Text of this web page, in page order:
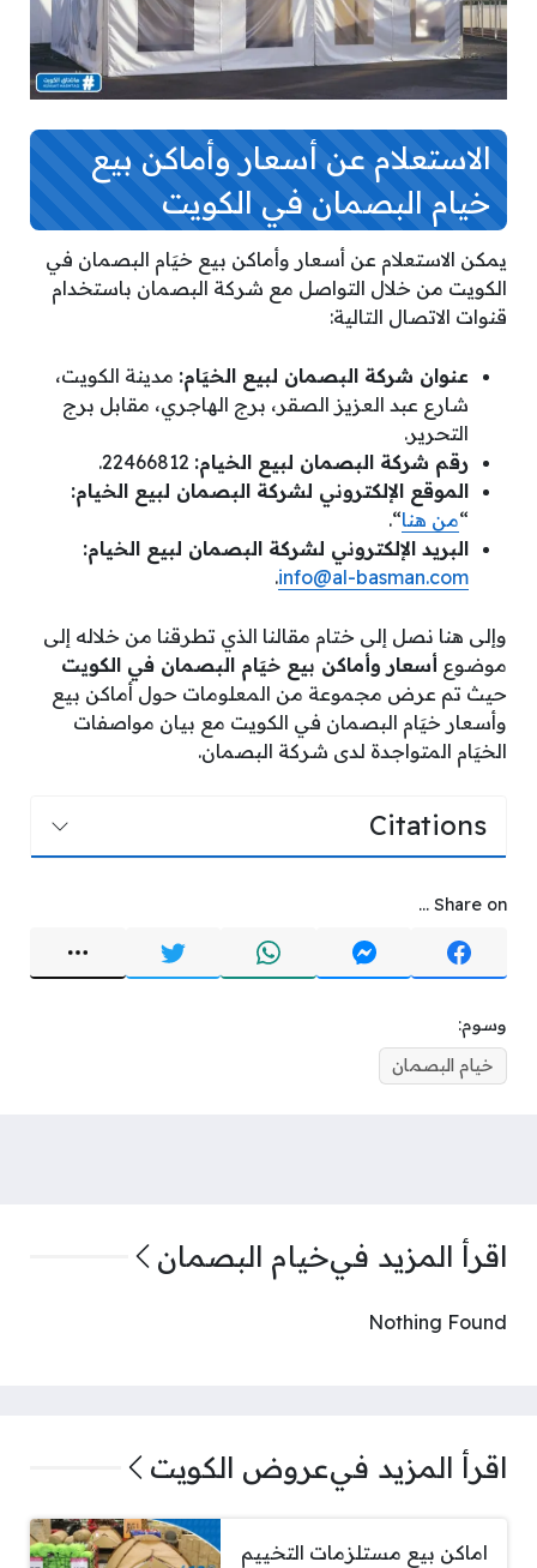
الاستعلام عن أسعار وأماكن بيع
خيام البصمان في الكويت
يمكن الاستعلام عن أسعار وأماكن بيع خيَام البصمان في
الكويت من خلال التواصل مع شركة البصمان باستخدام
قنوات الاتصال التالية:
عنوان شركة البصمان لبيع الخيَام: مدينة الكويت،
شارع عبد العزيز الصقر، برج الهاجري، مقابل برج
التحرير.
رقم شركة البصمان لبيع الخيام:
الموقع الإلكتروني لشركة البصمان لبيع الخيام:
“من هنا“.
البريد الإلكتروني لشركة البصمان لبيع الخيام:
info@al-basman.com
.
وإلى هنا نصل إلى ختام مقالنا الذي تطرقنا من خلاله إلى
موضوع أسعار وأماكن بيع خيَام البصمان في الكويت
حيث تم عرض مجموعة من المعلومات حول أماكن بيع
وأسعار خيَام البصمان في الكويت مع بيان مواصفات
الخيَام المتواجدة لدى شركة البصمان.
Citations
Share on ...
وسوم:
خيام البصمان
اقرأ المزيد فيخيام البصمان
Nothing Found
اقرأ المزيد فيعروض الكويت
اماكن بيع مستلزمات التخييم